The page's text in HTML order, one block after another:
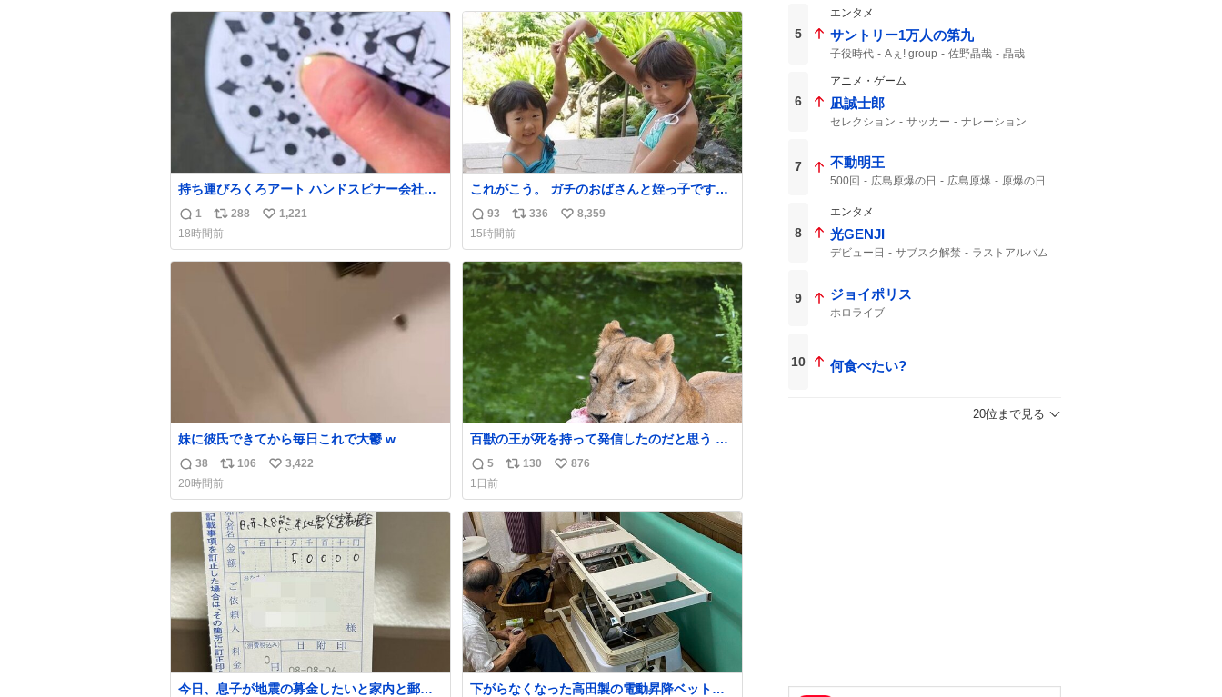
数
ス
ト
数
ね
数
数
ス
ト
数
ね
数
持ち運びろくろアート ハンドスピナー会社の
偉い人、見てください。
返
信
数
1
リ
ポ
ス
ト
288
い
ね
1,221
18時間前
これがこう。 ガチのおばさんと姪っ子です。
（身長抜かされててしぬ笑） #ヤツルギ12 #
家族でヒロイン
返
信
数
93
リ
ポ
ス
ト
数
336
い
ね
数
8,359
15時間前
妹に彼氏できてから毎日これで大鬱 w
返
信
数
38
リ
ポ
ス
ト
数
106
い
ね
数
3,422
20時間前
百獣の王が死を持って発信したのだと思う 高
温多湿が尋常でない日本の夏 どうか早急に飼
育の環境を見直して 動物の命を護ってくださ
い…と 治療中のライオンが助かりますように
すべての動物の命が護られますように
2026.7.3📷多摩動物公園にて 残念ながら個体
の識別は出来ません
返
信
数
5
リ
ス
ト
数
130
い
ね
数
876
1日前
今日、息子が地震の募金したいと家内と郵便
下がらなくなった高田製の電動昇降ベット。
5
エンタメ
サントリー1万人の第九
子役時代 Aぇ! group 佐野晶哉 晶哉
6
アニメ・ゲーム
凪誠士郎
セレクション サッカー ナレーション
7 不動明王
500回 広島原爆の日 広島原爆 原爆の日
8
エンタメ
光GENJI
デビュー日 サブスク解禁
ラストアルバム
9 ジョイポリス
ホロライブ
10 何食べたい?
20位まで見る